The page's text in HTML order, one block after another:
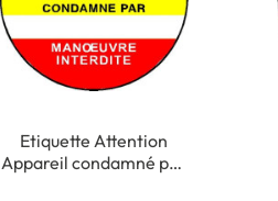
Etiquette Attention
Appareil condamné par